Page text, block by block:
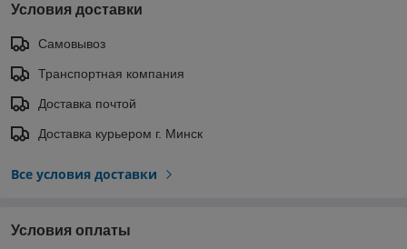
Условия доставки
Самовывоз
Транспортная компания
Доставка почтой
Доставка курьером г. Минск
Все условия доставки
Условия оплаты